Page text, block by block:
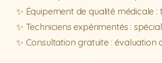
✨ Équipement de qualité médicale
✨ Techniciens expérimentés :
✨ Consultation gratuite :